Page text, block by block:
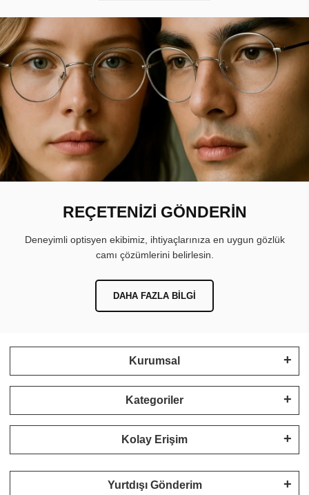
REÇETENİZİ GÖNDERİN
Deneyimli optisyen ekibimiz, ihtiyaçlarınıza en uygun gözlük
camı çözümlerini belirlesin.
DAHA FAZLA BILGI
Kurumsal
Kategoriler
Kolay Erişim
Yurtdışı Gönderim